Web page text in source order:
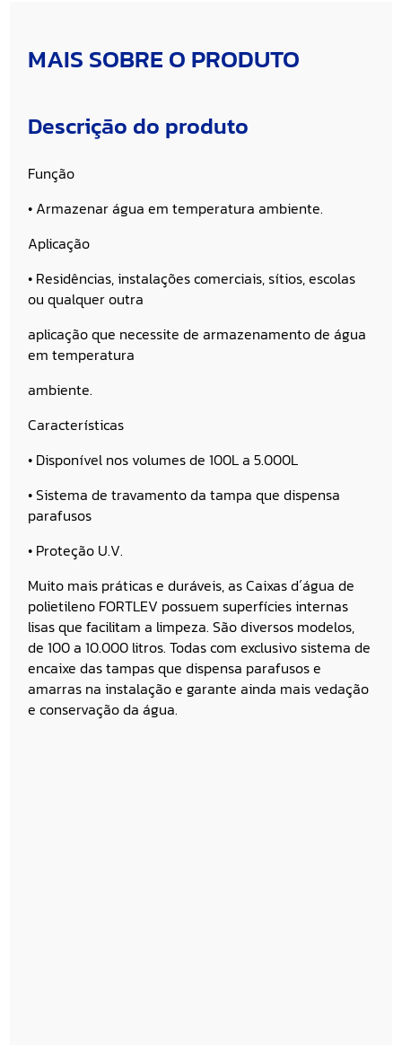
MAIS SOBRE O PRODUTO
Descrição do produto
Função
• Armazenar água em temperatura ambiente.
Aplicação
• Residências, instalações comerciais, sítios, escolas
ou qualquer outra
aplicação que necessite de armazenamento de água
em temperatura
ambiente.
Características
• Disponível nos volumes de 100L a 5.000L
• Sistema de travamento da tampa que dispensa
parafusos
• Proteção U.V.
Muito mais práticas e duráveis, as Caixas d´água de
polietileno FORTLEV possuem superfícies internas
lisas que facilitam a limpeza. São diversos modelos,
de 100 a 10.000 litros. Todas com exclusivo sistema de
encaixe das tampas que dispensa parafusos e
amarras na instalação e garante ainda mais vedação
e conservação da água.